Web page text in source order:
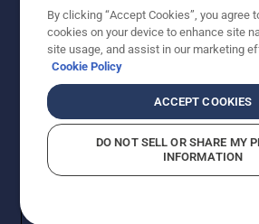
© Husqvarna AB (publ). Alle rechten
getoonde prijzen zijn
vermelde prijzen zijn
tenzij het product beschikbaar is
CookiebeleidGebruiksvoorwaarden
Bedrijfsgegevens Report
By clicking “Accept Cookies”, you agree
cookies on your device to enhance site
site usage, and assist in our marketing
Cookie Policy
ACCEPT COOKIES
DO NOT SELL OR SHARE MY
INFORMATION